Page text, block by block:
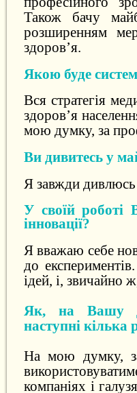
Також бачу
розширенням
здоров’я.
Якою буде
Вся стратегія
здоров’я
мою думку, за
Ви дивитесь у
Я завжди
У своїй роботі
інновації?
Я вважаю себе
до
ідей, і, звичайно
Як, на Вашу
наступні кілька
На мою думку, за
компаніях і